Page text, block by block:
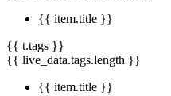
{{ item.title }}
{{ t.tags }}
{{ live_data.tags.length }}
{{ item.title }}